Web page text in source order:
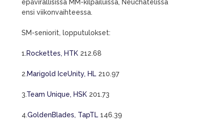
epävirallisissa MM-kilpailuissa, Neuchatelissa
ensi viikonvaihteessa.
SM-seniorit, lopputulokset:
1.Rockettes, HTK 212.68
2.Marigold IceUnity, HL 210.97
3.Team Unique, HSK 201.73
4.GoldenBlades, TapTL 146.39